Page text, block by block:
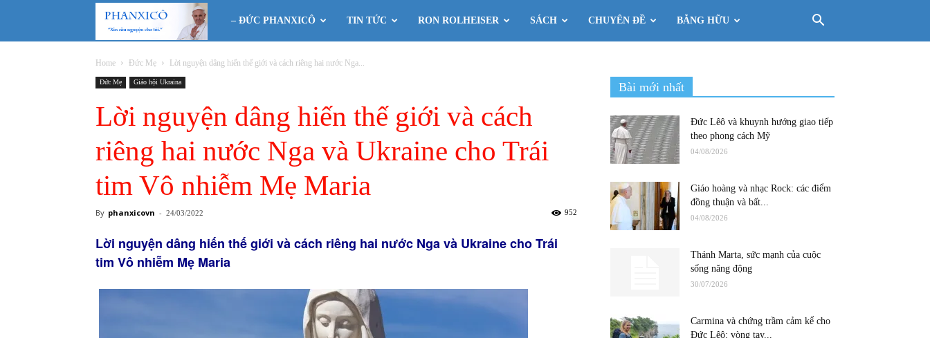
Phanxicô
– ĐỨC PHANXICÔ TIN TỨC RON ROLHEISER SÁCH CHUYÊN ĐỀ BẰNG HỮU
Home Đức Mẹ Lời nguyện dâng hiến thế giới và cách riêng hai nước Nga...
Đức Mẹ Giáo hội Ukraina
Lời nguyện dâng hiến thế giới và cách
riêng hai nước Nga và Ukraine cho Trái
tim Vô nhiễm Mẹ Maria
By phanxicovn - 24/03/2022 952
Lời nguyện dâng hiến thế giới và cách riêng hai nước Nga và Ukraine cho Trái
tim Vô nhiễm Mẹ Maria
Bài mới nhất
Đức Lêô và khuynh hướng giao tiếp
theo phong cách Mỹ
04/08/2026
Giáo hoàng và nhạc Rock: các điểm
đồng thuận và bất...
04/08/2026
Thánh Marta, sức mạnh của cuộc
sống năng động
30/07/2026
Carmina và chứng trầm cảm kể cho
Đức Lêô: vòng tay...